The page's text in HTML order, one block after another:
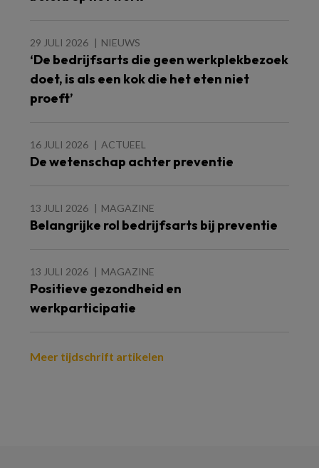
29 JULI 2026 NIEUWS
‘De bedrijfsarts die geen werkplekbezoek
doet, is als een kok die het eten niet
proeft’
16 JULI 2026 ACTUEEL
De wetenschap achter preventie
13 JULI 2026 MAGAZINE
Belangrijke rol bedrijfsarts bij preventie
13 JULI 2026 MAGAZINE
Positieve gezondheid en
werkparticipatie
Meer tijdschrift artikelen